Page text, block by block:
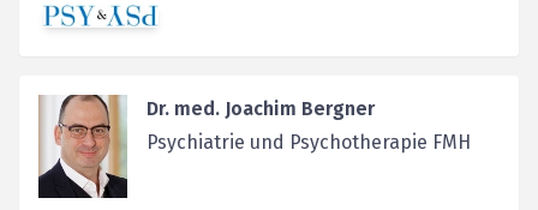
Dr. med. Joachim Bergner
Psychiatrie und Psychotherapie FMH